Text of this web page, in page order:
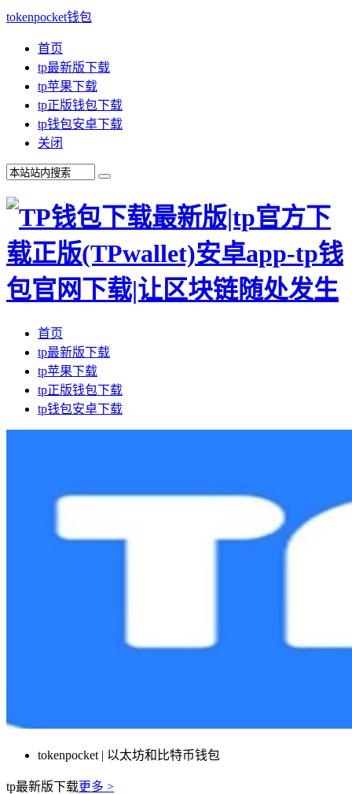
tokenpocket钱包
首页
tp最新版下载
tp苹果下载
tp正版钱包下载
tp钱包安卓下载
关闭
首页
tp最新版下载
tp苹果下载
tp正版钱包下载
tp钱包安卓下载
tokenpocket | 以太坊和比特币钱包
tp最新版下载更多 >